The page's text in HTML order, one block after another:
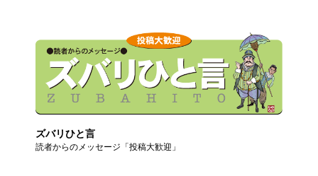
ズバリひと言
読者からのメッセージ「投稿大歓迎」